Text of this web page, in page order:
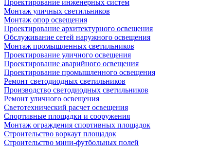
Проектирование инженерных систем
Монтаж уличных светильников
Монтаж опор освещения
Проектирование архитектурного освещения
Обслуживание сетей наружного освещения
Монтаж промышленных светильников
Проектирование уличного освещения
Проектирование аварийного освещения
Проектирование промышленного освещения
Ремонт светодиодных светильников
Производство светодиодных светильников
Ремонт уличного освещения
Светотехнический расчет освещения
Спортивные площадки и сооружения
Монтаж ограждения спортивных площадок
Строительство воркаут площадок
Строительство мини-футбольных полей